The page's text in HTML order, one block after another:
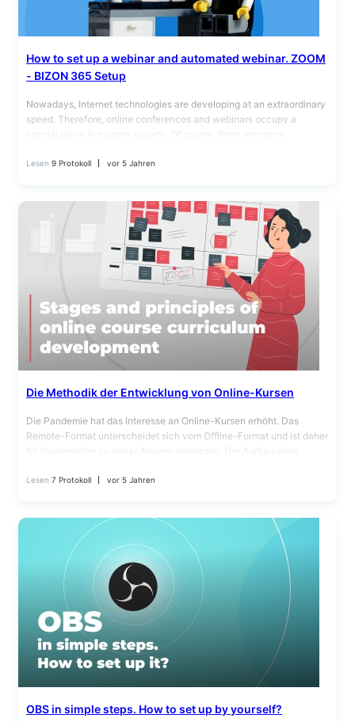
How to set up a webinar and automated webinar. ZOOM
- BIZON 365 Setup
Nowadays, Internet technologies are developing at an extraordinary
speed. Therefore, online conferences and webinars occupy a
Lesen 9 Protokoll vor 5 Jahren
Die Methodik der Entwicklung von Online-Kursen
Die Pandemie hat das Interesse an Online-Kursen erhöht. Das
Remote-Format unterscheidet sich vom Offline-Format und ist daher
Lesen 7 Protokoll vor 5 Jahren
OBS in simple steps. How to set up by yourself?